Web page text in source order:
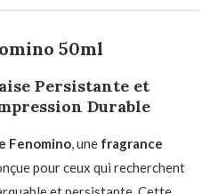
50ml
Persistante et
Durable
Fenomino, une fragrance
pour ceux qui recherchent